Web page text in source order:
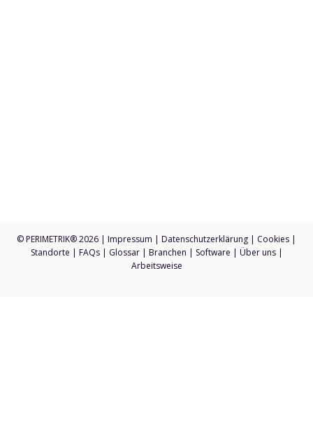
© PERIMETRIK® 2026 | Impressum | Datenschutzerklärung | Cookies |
Standorte | FAQs| Glossar| Branchen | Software | Über uns|
Arbeitsweise